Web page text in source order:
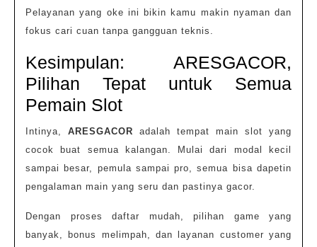
Pelayanan yang oke ini bikin kamu makin nyaman dan
fokus cari cuan tanpa gangguan teknis.
Kesimpulan: ARESGACOR,
Pilihan Tepat untuk Semua
Pemain Slot
Intinya, ARESGACOR adalah tempat main slot yang
cocok buat semua kalangan. Mulai dari modal kecil
sampai besar, pemula sampai pro, semua bisa dapetin
pengalaman main yang seru dan pastinya gacor.
Dengan proses daftar mudah, pilihan game yang
banyak, bonus melimpah, dan layanan customer yang